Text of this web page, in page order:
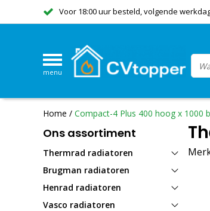
Voor 18:00 uur besteld, volgende
menu
Home / Compact-4 Plus 400 hoog x 1000
Ons assortiment
Thermrad radiatoren
Brugman radiatoren
Henrad radiatoren
Vasco radiatoren